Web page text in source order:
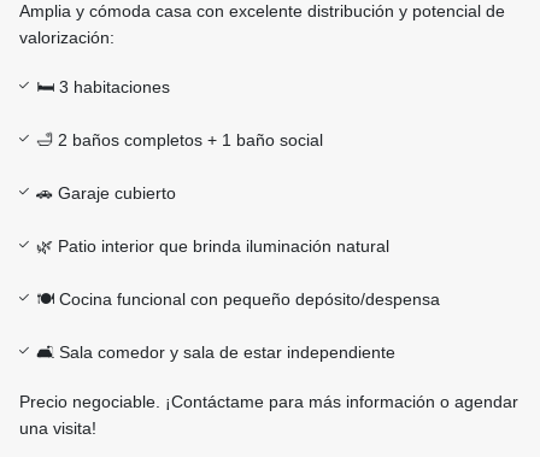
Amplia y cómoda casa con excelente distribución y potencial de
valorización:
🛏️ 3 habitaciones
🛁 2 baños completos + 1 baño social
🚗 Garaje cubierto
🌿 Patio interior que brinda iluminación natural
🍽️ Cocina funcional con pequeño depósito/despensa
🛋️ Sala comedor y sala de estar independiente
Precio negociable. ¡Contáctame para más información o agendar
una visita!